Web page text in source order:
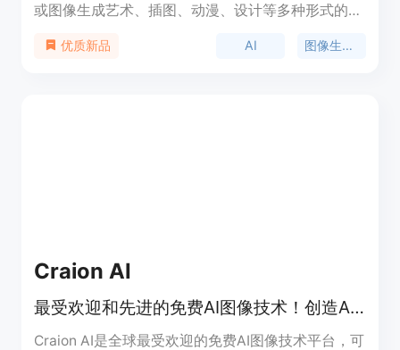
或图像生成艺术、插图、动漫、设计等多种形式的图
势，适用于个人用户的创造力释放，也适用于专业人
优质新品 AI 图像生成器
Craion AI
最受欢迎和先进的免费AI图像技术！创造AI艺术！
Craion AI是全球最受欢迎的免费AI图像技术平台，可